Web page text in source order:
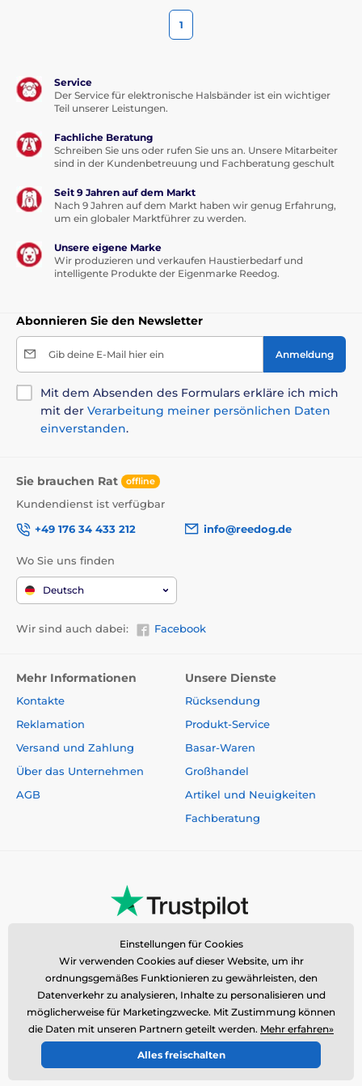
1
Service
Der Service für elektronische Halsbänder ist ein wichtiger
Teil unserer Leistungen.
Fachliche Beratung
Schreiben Sie uns oder rufen Sie uns an. Unsere Mitarbeiter
sind in der Kundenbetreuung und Fachberatung geschult
Seit 9 Jahren auf dem Markt
Nach 9 Jahren auf dem Markt haben wir genug Erfahrung,
um ein globaler Marktführer zu werden.
Unsere eigene Marke
Wir produzieren und verkaufen Haustierbedarf und
intelligente Produkte der Eigenmarke Reedog.
Abonnieren Sie den Newsletter
Gib deine E-Mail hier ein Anmeldung
Mit dem Absenden des Formulars erkläre ich mich
mit der Verarbeitung meiner persönlichen Daten
einverstanden.
Sie brauchen Rat offline
Kundendienst ist verfügbar
+49 176 34 433 212
info@reedog.de
Wo Sie uns finden
Deutsch
Wir sind auch dabei: Facebook
Mehr Informationen
Kontakte
Reklamation
Versand und Zahlung
Über das Unternehmen
AGB
Unsere Dienste
Rücksendung
Produkt-Service
Basar-Waren
Großhandel
Artikel und Neuigkeiten
Fachberatung
© 2026 www.reedog.de ⦁ E-Shop erstellt von
Einstellungen für Cookies
Wir verwenden Cookies auf dieser Website, um ihr
ordnungsgemäßes Funktionieren zu gewährleisten, den
Datenverkehr zu analysieren, Inhalte zu personalisieren und
möglicherweise für Marketingzwecke. Mit Zustimmung können
die Daten mit unseren Partnern geteilt werden. Mehr erfahren»
Alles freischalten